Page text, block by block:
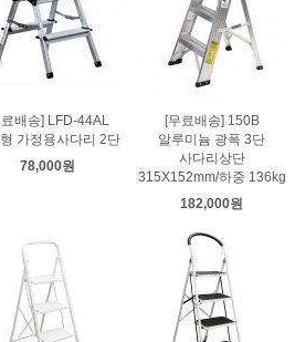
료배송] LFD-44AL
가정용사다리 2단
78,000원
[무료배송] 150B
알루미늄 광폭 3단
사다리상단
315X152mm/하중 136kg
182,000원